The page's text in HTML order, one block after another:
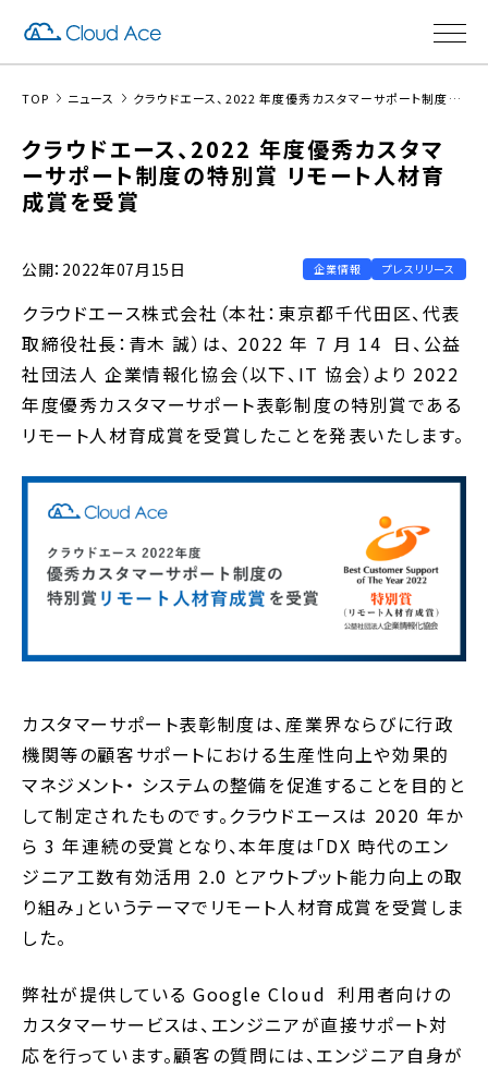
TOP ニュース クラウドエース、2022 年度優秀カスタマーサポート制度の特別賞 リモート人材育成賞を受賞
クラウドエース、2022 年度優秀カスタマ
ーサポート制度の特別賞 リモート人材育
成賞を受賞
公開：2022年07月15日 企業情報 プレスリリース
クラウドエース株式会社（本社：東京都千代田区、代表
取締役社長：青木 誠）は、 2022 年 7 月 14 日、公益
社団法人 企業情報化協会（以下、IT 協会）より 2022
年度優秀カスタマーサポート表彰制度の特別賞である
リモート人材育成賞を受賞したことを発表いたします。
カスタマーサポート表彰制度は、産業界ならびに行政
機関等の顧客サポートにおける生産性向上や効果的
マネジメント・ システムの整備を促進することを目的と
して制定されたものです。クラウドエースは 2020 年か
ら 3 年連続の受賞となり、本年度は「DX 時代のエン
ジニア工数有効活用 2.0 とアウトプット能力向上の取
り組み」というテーマでリモート人材育成賞を受賞しま
した。
弊社が提供している Google Cloud 利用者向けの
カスタマーサービスは、エンジニアが直接サポート対
応を行っています。顧客の質問には、エンジニア自身が